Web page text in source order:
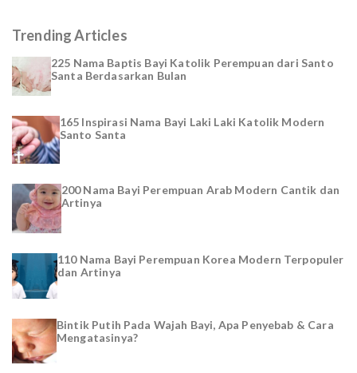
Trending Articles
225 Nama Baptis Bayi Katolik Perempuan dari Santo
Santa Berdasarkan Bulan
165 Inspirasi Nama Bayi Laki Laki Katolik Modern
Santo Santa
200 Nama Bayi Perempuan Arab Modern Cantik dan
Artinya
110 Nama Bayi Perempuan Korea Modern Terpopuler
dan Artinya
Bintik Putih Pada Wajah Bayi, Apa Penyebab & Cara
Mengatasinya?